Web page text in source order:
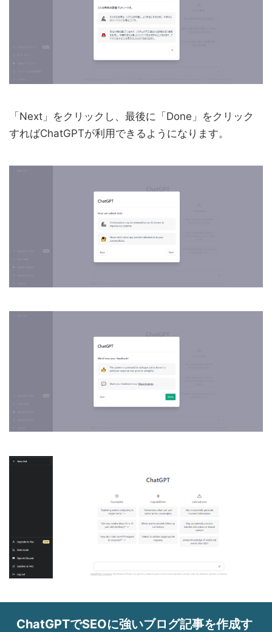
「Next」をクリックし、最後に「Done」をクリック
すればChatGPTが利用できるようになります。
ChatGPTでSEOに強いブログ記事を作成す